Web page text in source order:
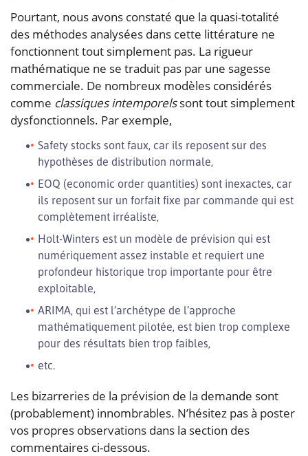
Pourtant, nous avons constaté que la quasi-totalité
des méthodes analysées dans cette littérature ne
fonctionnent tout simplement pas. La rigueur
mathématique ne se traduit pas par une sagesse
commerciale. De nombreux modèles considérés
comme classiques intemporelssont tout simplement
dysfonctionnels. Par exemple,
Safety stocks sont faux, car ils reposent sur des
hypothèses de distribution normale,
EOQ (economic order quantities) sont inexactes, car
ils reposent sur un forfait fixe par commande qui est
complètement irréaliste,
Holt-Winters est un modèle de prévision qui est
numériquement assez instable et requiert une
profondeur historique trop importante pour être
exploitable,
ARIMA, qui est l’archétype de l’approche
mathématiquement pilotée, est bien trop complexe
pour des résultats bien trop faibles,
etc.
Les bizarreries de la prévision de la demande sont
(probablement) innombrables. N’hésitez pas à poster
vos propres observations dans la section des
commentaires ci-dessous.